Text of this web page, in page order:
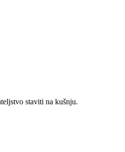
staviti na kušnju.